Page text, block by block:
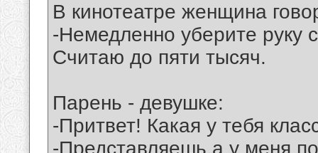
В кинотеатре женщина
-Немедленно уберите руку
Считаю до пяти тысяч.
Парень - девушке:
-Притвет! Какая у тебя